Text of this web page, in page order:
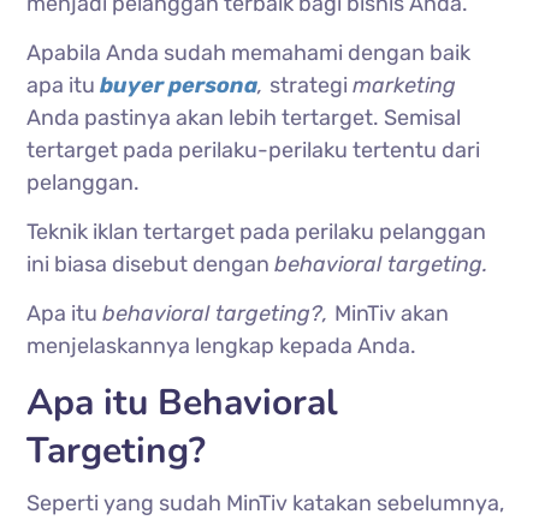
Apabila Anda sudah memahami dengan baik
apa itubuyer persona, strategimarketing
Anda pastinya akan lebih tertarget. Semisal
tertarget pada perilaku-perilaku tertentu dari
pelanggan.
Teknik iklan tertarget pada perilaku pelanggan
ini biasa disebut denganbehavioral targeting.
Apa itubehavioral targeting?, MinTiv akan
menjelaskannya lengkap kepada Anda.
Apa itu Behavioral
Targeting?
Seperti yang sudah MinTiv katakan sebelumnya,